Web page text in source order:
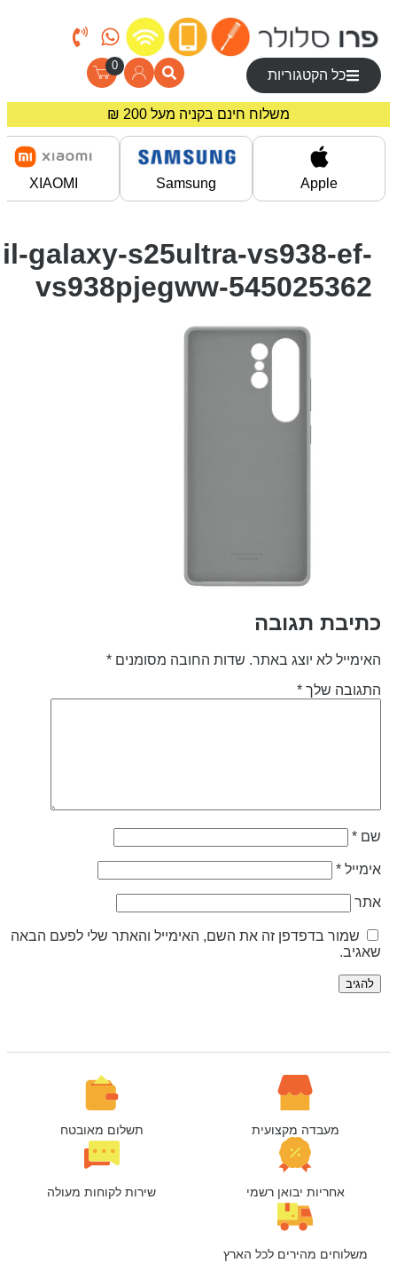
כל הקטגוריות
0
משלוח חינם בקניה מעל 200 ₪
מחירים מיוחדים לרוכשים באתר!
Apple
Samsung
XIAOMI
il-galaxy-s25ultra-vs938-ef-
vs938pjegww-545025362
תגובה
לא יוצג באתר. שדות החובה מסומנים*
שלך*
*
*
שמור בדפדפן זה את השם, האימייל והאתר שלי לפעם הבאה
מעבדה מקצועית תשלום מאובטח
אחריות יבואן רשמי שירות לקוחות מעולה
משלוחים מהירים לכל הארץ